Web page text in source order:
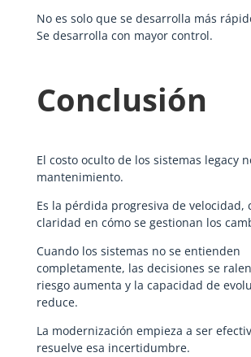
No es solo que se desarrolla más
Se desarrolla con mayor control.
Conclusión
El costo oculto de los sistemas legacy
mantenimiento.
Es la pérdida progresiva de velocidad,
claridad en cómo se gestionan los
Cuando los sistemas no se entienden
completamente, las decisiones se
riesgo aumenta y la capacidad de
reduce.
La modernización empieza a ser
resuelve esa incertidumbre.